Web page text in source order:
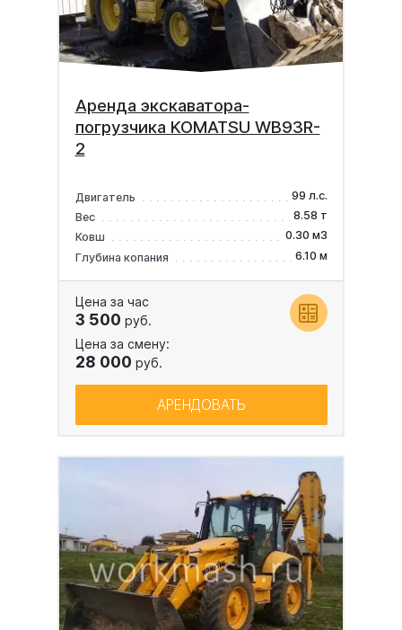
Аренда экскаватора-
погрузчика KOMATSU WB93R-
2
Двигатель
99 л.с.
Вес
8.58 т
Ковш
0.30 м3
Глубина копания
6.10 м
Цена за час
3 500 руб.
Цена за смену:
28 000 руб.
АРЕНДОВАТЬ